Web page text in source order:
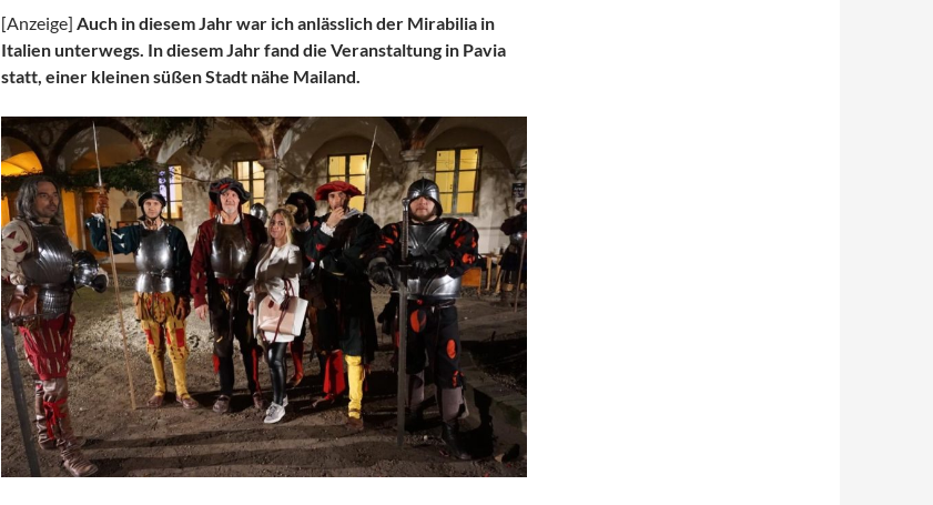
[Anzeige] Auch in diesem Jahr war ich anlässlich der Mirabilia in
Italien unterwegs. In diesem Jahr fand die Veranstaltung in Pavia
statt, einer kleinen süßen Stadt nähe Mailand.